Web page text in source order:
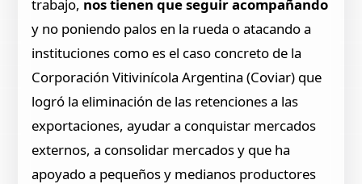
trabajo, nos tienen que seguir acompañando
y no poniendo palos en la rueda o atacando a
instituciones como es el caso concreto de la
Corporación Vitivinícola Argentina (Coviar) que
logró la eliminación de las retenciones a las
exportaciones, ayudar a conquistar mercados
externos, a consolidar mercados y que ha
apoyado a pequeños y medianos productores